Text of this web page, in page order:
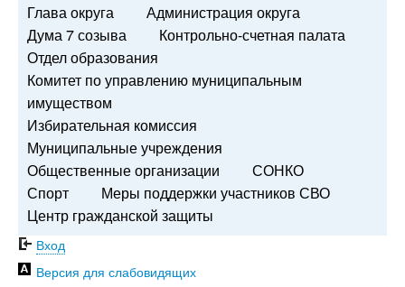
Глава округа
Администрация округа
Дума 7 созыва
Контрольно-счетная палата
Отдел образования
Комитет по управлению муниципальным
имуществом
Избирательная комиссия
Муниципальные учреждения
Общественные организации
СОНКО
Спорт
Меры поддержки участников СВО
Центр гражданской защиты
Вход
Версия для слабовидящих